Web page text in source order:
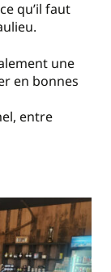
qu’il faut
une
en bonnes
entre